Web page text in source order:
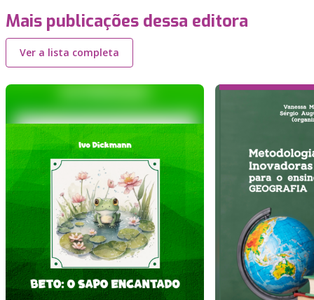
Mais publicações dessa editora
Ver a lista completa